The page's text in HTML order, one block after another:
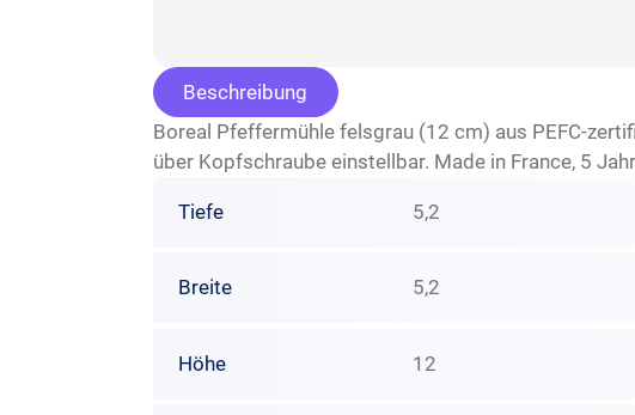
Beschreibung
Boreal Pfeffermühle felsgrau (12 cm) aus PEFC-
über Kopfschraube einstellbar. Made in France, 5
Tiefe 5,2
Breite 5,2
Höhe 12